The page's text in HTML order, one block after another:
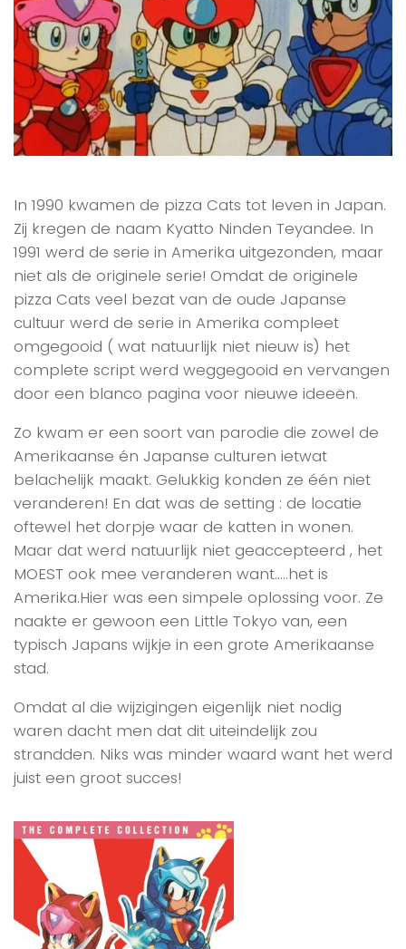
In 1990 kwamen de pizza Cats tot leven in Japan.
Zij kregen de naam Kyatto Ninden Teyandee. In
1991 werd de serie in Amerika uitgezonden, maar
niet als de originele serie! Omdat de originele
pizza Cats veel bezat van de oude Japanse
cultuur werd de serie in Amerika compleet
omgegooid ( wat natuurlijk niet nieuw is) het
complete script werd weggegooid en vervangen
door een blanco pagina voor nieuwe ideeën.
Zo kwam er een soort van parodie die zowel de
Amerikaanse én Japanse culturen ietwat
belachelijk maakt. Gelukkig konden ze één niet
veranderen! En dat was de setting : de locatie
oftewel het dorpje waar de katten in wonen.
Maar dat werd natuurlijk niet geaccepteerd , het
MOEST ook mee veranderen want…..het is
Amerika.Hier was een simpele oplossing voor. Ze
naakte er gewoon een Little Tokyo van, een
typisch Japans wijkje in een grote Amerikaanse
stad.
Omdat al die wijzigingen eigenlijk niet nodig
waren dacht men dat dit uiteindelijk zou
strandden. Niks was minder waard want het werd
juist een groot succes!